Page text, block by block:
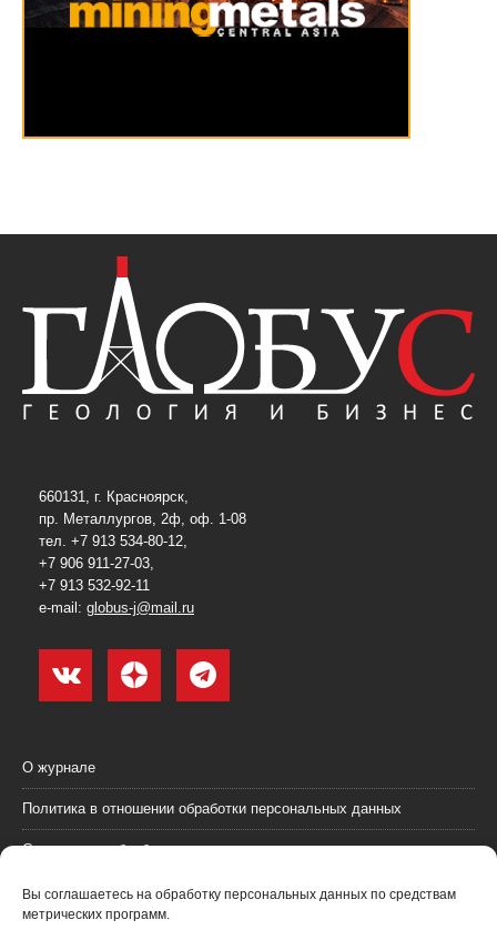
Вы соглашаетесь на обработку персональных данных по средствам
метрических программ.
660131, г. Красноярск,
пр. Металлургов, 2ф, оф. 1-08
тел. +7 913 534-80-12,
+7 906 911-27-03,
+7 913 532-92-11
e-mail: globus-j@mail.ru
О журнале
Политика в отношении обработки персональных данных
Согласие на обработку персональных данных
Пользовательское соглашение (оферта)